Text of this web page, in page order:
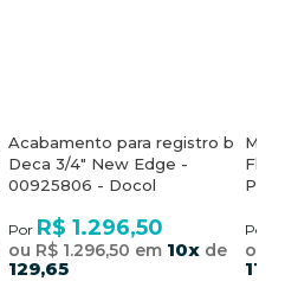
Acabamento para registro base
Deca 3/4" New Edge -
00925806 - Docol
Por R$ 1.296,50
ou R$ 1.296,50 em 10x de
R$
129,65
Por
ou